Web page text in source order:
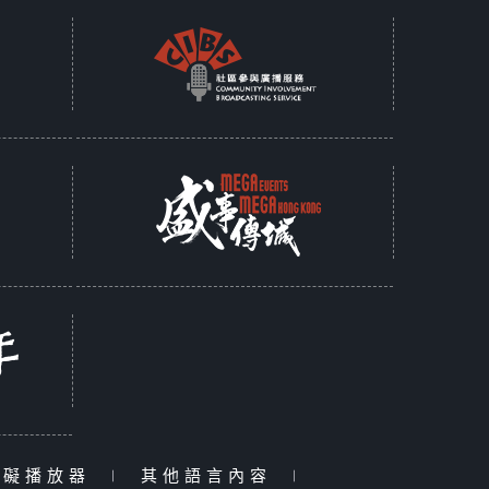
播放器 | 其他語言內容 |